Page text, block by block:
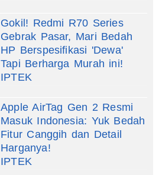
Gokil! Redmi R70 Series
Gebrak Pasar, Mari Bedah
HP Berspesifikasi 'Dewa'
Tapi Berharga Murah ini!
IPTEK
Apple AirTag Gen 2 Resmi
Masuk Indonesia: Yuk Bedah
Fitur Canggih dan Detail
Harganya!
IPTEK